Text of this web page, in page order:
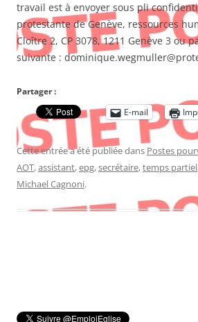
travail est à envoyer sous pli
protestante de Genève, ressources
Cloître 2, CP 3078, 1211 Genève 3 ou
suivante :
Partager :
E-mail
Cette entrée a été publiée dans Postes
AOT,assistant,epg,secrétaire,temps partiel
Michael Cagnoni.